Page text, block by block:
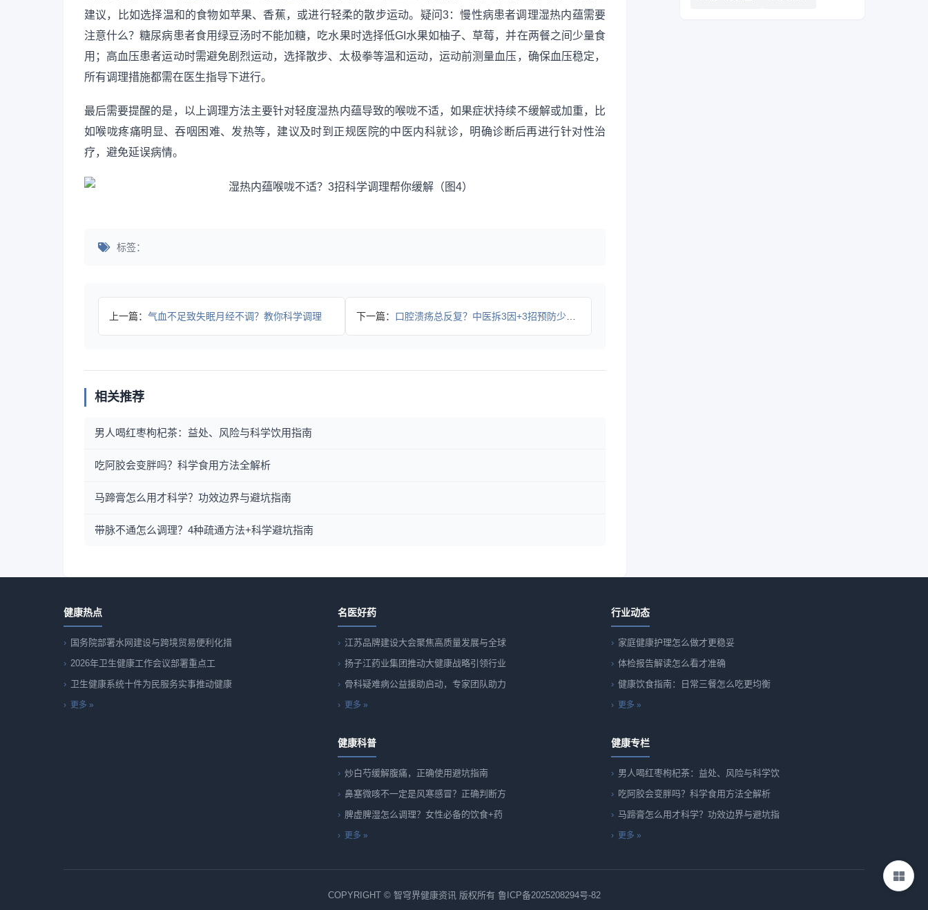
建议，比如选择温和的食物如苹果、香蕉，或进行轻柔的散步运动。疑问3：慢性病患者调理湿热内蕴需要
注意什么？糖尿病患者食用绿豆汤时不能加糖，吃水果时选择低GI水果如柚子、草莓，并在两餐之间少量食
用；高血压患者运动时需避免剧烈运动，选择散步、太极拳等温和运动，运动前测量血压，确保血压稳定，
所有调理措施都需在医生指导下进行。
最后需要提醒的是，以上调理方法主要针对轻度湿热内蕴导致的喉咙不适，如果症状持续不缓解或加重，比
如喉咙疼痛明显、吞咽困难、发热等，建议及时到正规医院的中医内科就诊，明确诊断后再进行针对性治
疗，避免延误病情。
标签：
上一篇： 气血不足致失眠月经不调？教你科学调理 下一篇： 口腔溃疡总反复？中医拆3因+3招预防少遭罪
相关推荐
男人喝红枣枸杞茶：益处、风险与科学饮用指南
吃阿胶会变胖吗？科学食用方法全解析
马蹄膏怎么用才科学？功效边界与避坑指南
带脉不通怎么调理？4种疏通方法+科学避坑指南
健康热点
国务院部署水网建设与跨境贸易便利化措
2026年卫生健康工作会议部署重点工
卫生健康系统十件为民服务实事推动健康
更多 »
名医好药
江苏品牌建设大会聚焦高质量发展与全球
扬子江药业集团推动大健康战略引领行业
骨科疑难病公益援助启动，专家团队助力
更多 »
行业动态
家庭健康护理怎么做才更稳妥
体检报告解读怎么看才准确
健康饮食指南：日常三餐怎么吃更均衡
更多 »
健康科普
炒白芍缓解腹痛，正确使用避坑指南
鼻塞微咳不一定是风寒感冒？正确判断方
脾虚脾湿怎么调理？女性必备的饮食+药
更多 »
健康专栏
男人喝红枣枸杞茶：益处、风险与科学饮
吃阿胶会变胖吗？科学食用方法全解析
马蹄膏怎么用才科学？功效边界与避坑指
更多 »
COPYRIGHT © 智穹界健康资讯 版权所有 鲁ICP备2025208294号-82